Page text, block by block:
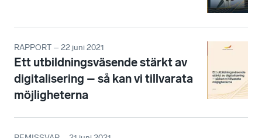
RAPPORT – 22 juni 2021
Ett utbildningsväsende stärkt av
digitalisering – så kan vi tillvarata
möjligheterna